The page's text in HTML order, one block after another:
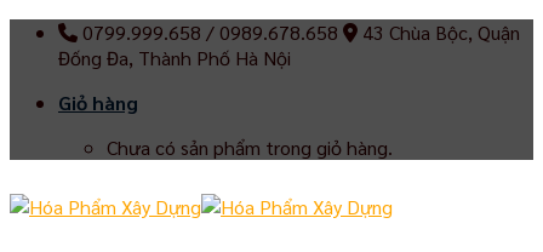
Skip
0799.999.658 / 0989.678.658
43 Chùa Bộc, Quận
Đống Đa, Thành Phố Hà Nội
Giỏ hàng
Chưa có sản phẩm trong giỏ hàng.